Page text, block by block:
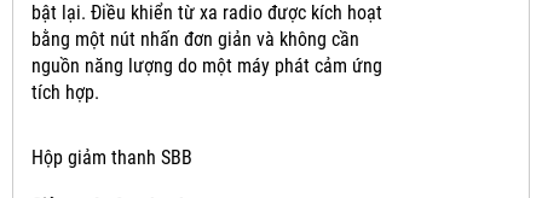
bật lại. Điều khiển từ xa radio được kích hoạt
bằng một nút nhấn đơn giản và không cần
nguồn năng lượng do một máy phát cảm ứng
tích hợp.
Hộp giảm thanh SBB